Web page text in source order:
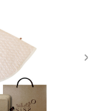
next